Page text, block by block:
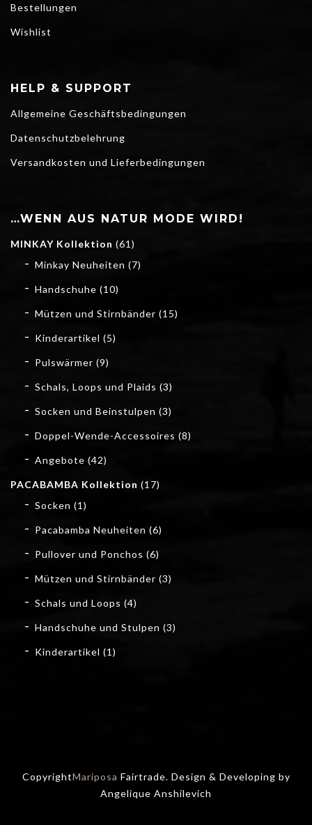
Bestellungen
Wishlist
HELP & SUPPORT
Allgemeine Geschäftsbedingungen
Datenschutzbelehrung
Versandkosten und Lieferbedingungen
…WENN AUS NATUR MODE WIRD!
MINKAY Kollektion (61)
Minkay Neuheiten (7)
Handschuhe (10)
Mützen und Stirnbänder (15)
Kinderartikel (5)
Pulswärmer (9)
Schals, Loops und Plaids (3)
Socken und Beinstulpen (3)
Doppel-Wende-Accessoires (8)
Angebote (42)
PACABAMBA Kollektion (17)
Socken (1)
Pacabamba Neuheiten (6)
Pullover und Ponchos (6)
Mützen und Stirnbänder (3)
Schals und Loops (4)
Handschuhe und Stulpen (3)
Kinderartikel (1)
CopyrightMariposa Fairtrade. Design & Developing by
Angelique Anshilevich